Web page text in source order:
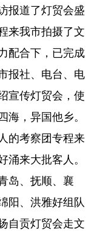
报道了灯贸会盛
来我市拍摄了文
配合下，已完成
报社、电台、电
宣传灯贸会，使
海，异国他乡。
的考察团专程来
涌来大批客人。
岛、抚顺、襄
阳、洪雅好组队
自贡灯贸会走文